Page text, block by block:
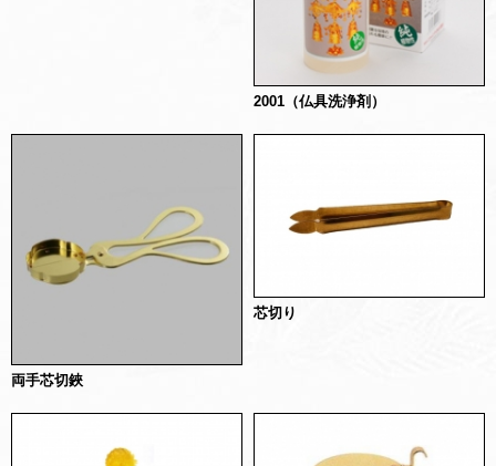
2001（仏具洗浄剤）
両手芯切鋏
芯切り